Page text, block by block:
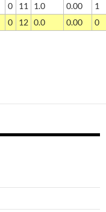
0 11 1.0 0.00
1
0 12 0.0 0.00 0